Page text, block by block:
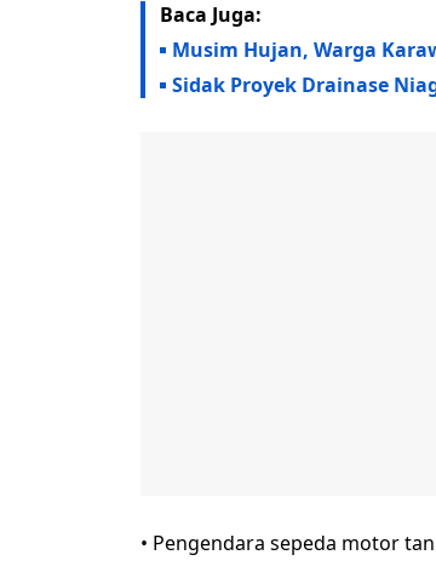
Baca Juga:
Musim Hujan, Warga
Sidak Proyek Drainase
• Pengendara sepeda motor